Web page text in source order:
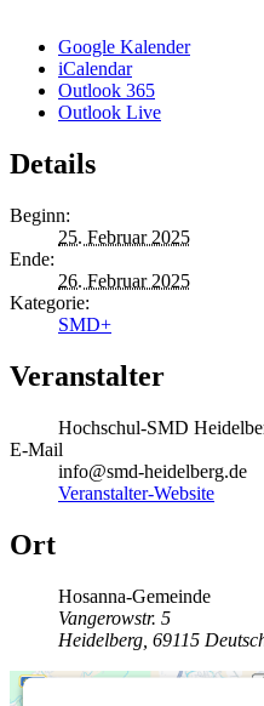
Google Kalender
iCalendar
Outlook 365
Outlook Live
Details
Beginn:
25. Februar 2025
Ende:
26. Februar 2025
Kategorie:
SMD+
Veranstalter
Hochschul-SMD
E-Mail
info@smd-heidelberg.de
Veranstalter-Website
Ort
Hosanna-Gemeinde
Vangerowstr. 5
Heidelberg 69115